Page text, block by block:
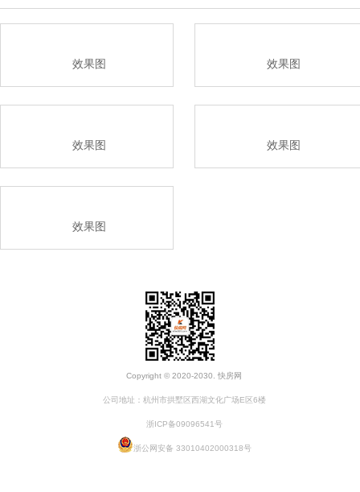
效果图 效果图
效果图 效果图
效果图
Copyright © 2020-2030. 快房网
公司地址：杭州市拱墅区西湖文化广场E区6楼
浙ICP备09096541号
浙公网安备 33010402000318号